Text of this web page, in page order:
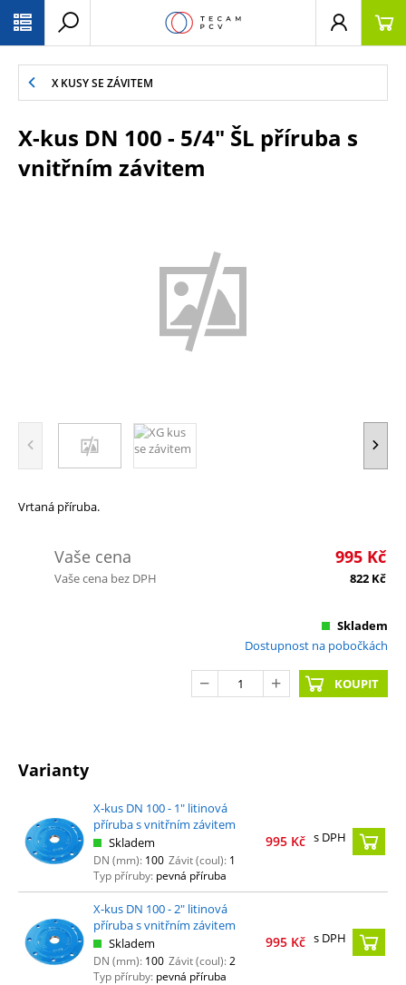
X KUSY SE ZÁVITEM
X-kus DN 100 - 5/4" ŠL příruba s
vnitřním závitem
Vrtaná příruba.
Vaše cena 995 Kč
Vaše cena bez DPH 822 Kč
Skladem
Dostupnost na pobočkách
KOUPIT
Varianty
X-kus DN 100 - 1" litinová
příruba s vnitřním závitem
Skladem
DN (mm): 100 Závit (coul): 1
Typ příruby: pevná příruba
995 Kč s DPH
X-kus DN 100 - 2" litinová
příruba s vnitřním závitem
Skladem
DN (mm): 100 Závit (coul):2
Typ příruby: pevná příruba
995 Kč s DPH